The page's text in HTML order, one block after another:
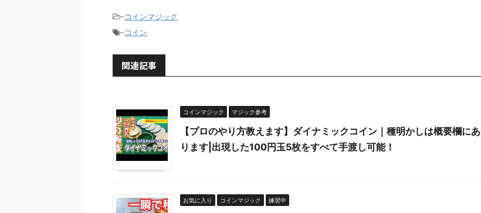
-コインマジック
-コイン
関連記事
コインマジック マジック参考
【プロのやり方教えます】ダイナミックコイン｜種明かしは概要欄にあ
ります|出現した100円玉5枚をすべて手渡し可能！
お気に入り コインマジック 練習中